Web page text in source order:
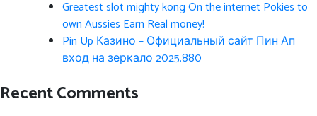
Greatest slot mighty kong On the internet Pokies to
own Aussies Earn Real money!
Pin Up Казино – Официальный сайт Пин Ап
вход на зеркало 2025.880
Recent Comments